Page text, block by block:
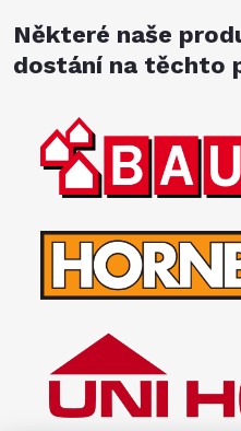
Některé naše
dostání na těchto